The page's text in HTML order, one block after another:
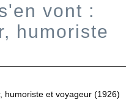
vont :
humoriste
humoriste et voyageur (1926)